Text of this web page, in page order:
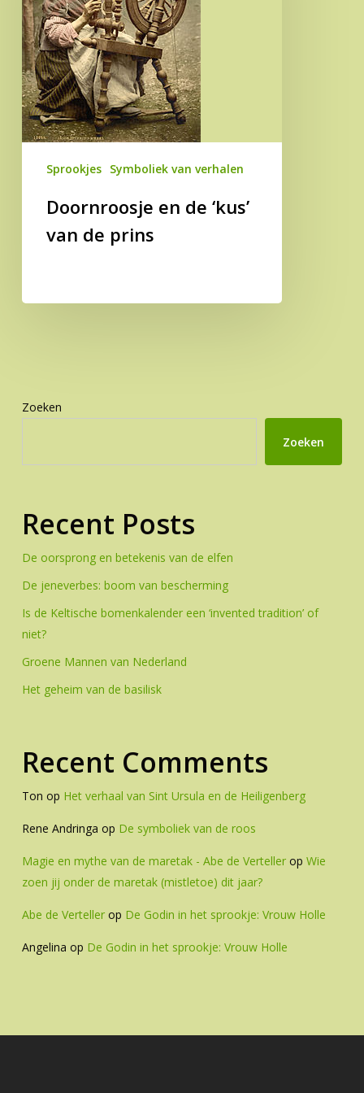
de
prins
Sprookjes Symboliek van verhalen
Doornroosje en de ‘kus’
van de prins
Zoeken
Zoeken
Recent Posts
De oorsprong en betekenis van de elfen
De jeneverbes: boom van bescherming
Is de Keltische bomenkalender een ‘invented tradition’ of
niet?
Groene Mannen van Nederland
Het geheim van de basilisk
Recent Comments
Ton op Het verhaal van Sint Ursula en de Heiligenberg
Rene Andringa op De symboliek van de roos
Magie en mythe van de maretak - Abe de Vertellerop Wie
zoen jij onder de maretak (mistletoe) dit jaar?
Abe de Vertellerop De Godin in het sprookje: Vrouw Holle
Angelina op De Godin in het sprookje: Vrouw Holle